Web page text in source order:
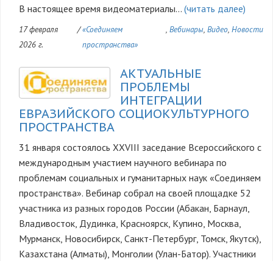
В настоящее время видеоматериалы… (читать далее)
17 февраля
2026 г.
/«Соединяем
пространства»
, Вебинары, Видео, Новости
АКТУАЛЬНЫЕ
ПРОБЛЕМЫ
ИНТЕГРАЦИИ
ЕВРАЗИЙСКОГО СОЦИОКУЛЬТУРНОГО
ПРОСТРАНСТВА
31 января состоялось XXVIII заседание Всероссийского с
международным участием научного вебинара по
проблемам социальных и гуманитарных наук «Соединяем
пространства». Вебинар собрал на своей площадке 52
участника из разных городов России (Абакан, Барнаул,
Владивосток, Дудинка, Красноярск, Купино, Москва,
Мурманск, Новосибирск, Санкт-Петербург, Томск, Якутск),
Казахстана (Алматы), Монголии (Улан-Батор). Участники